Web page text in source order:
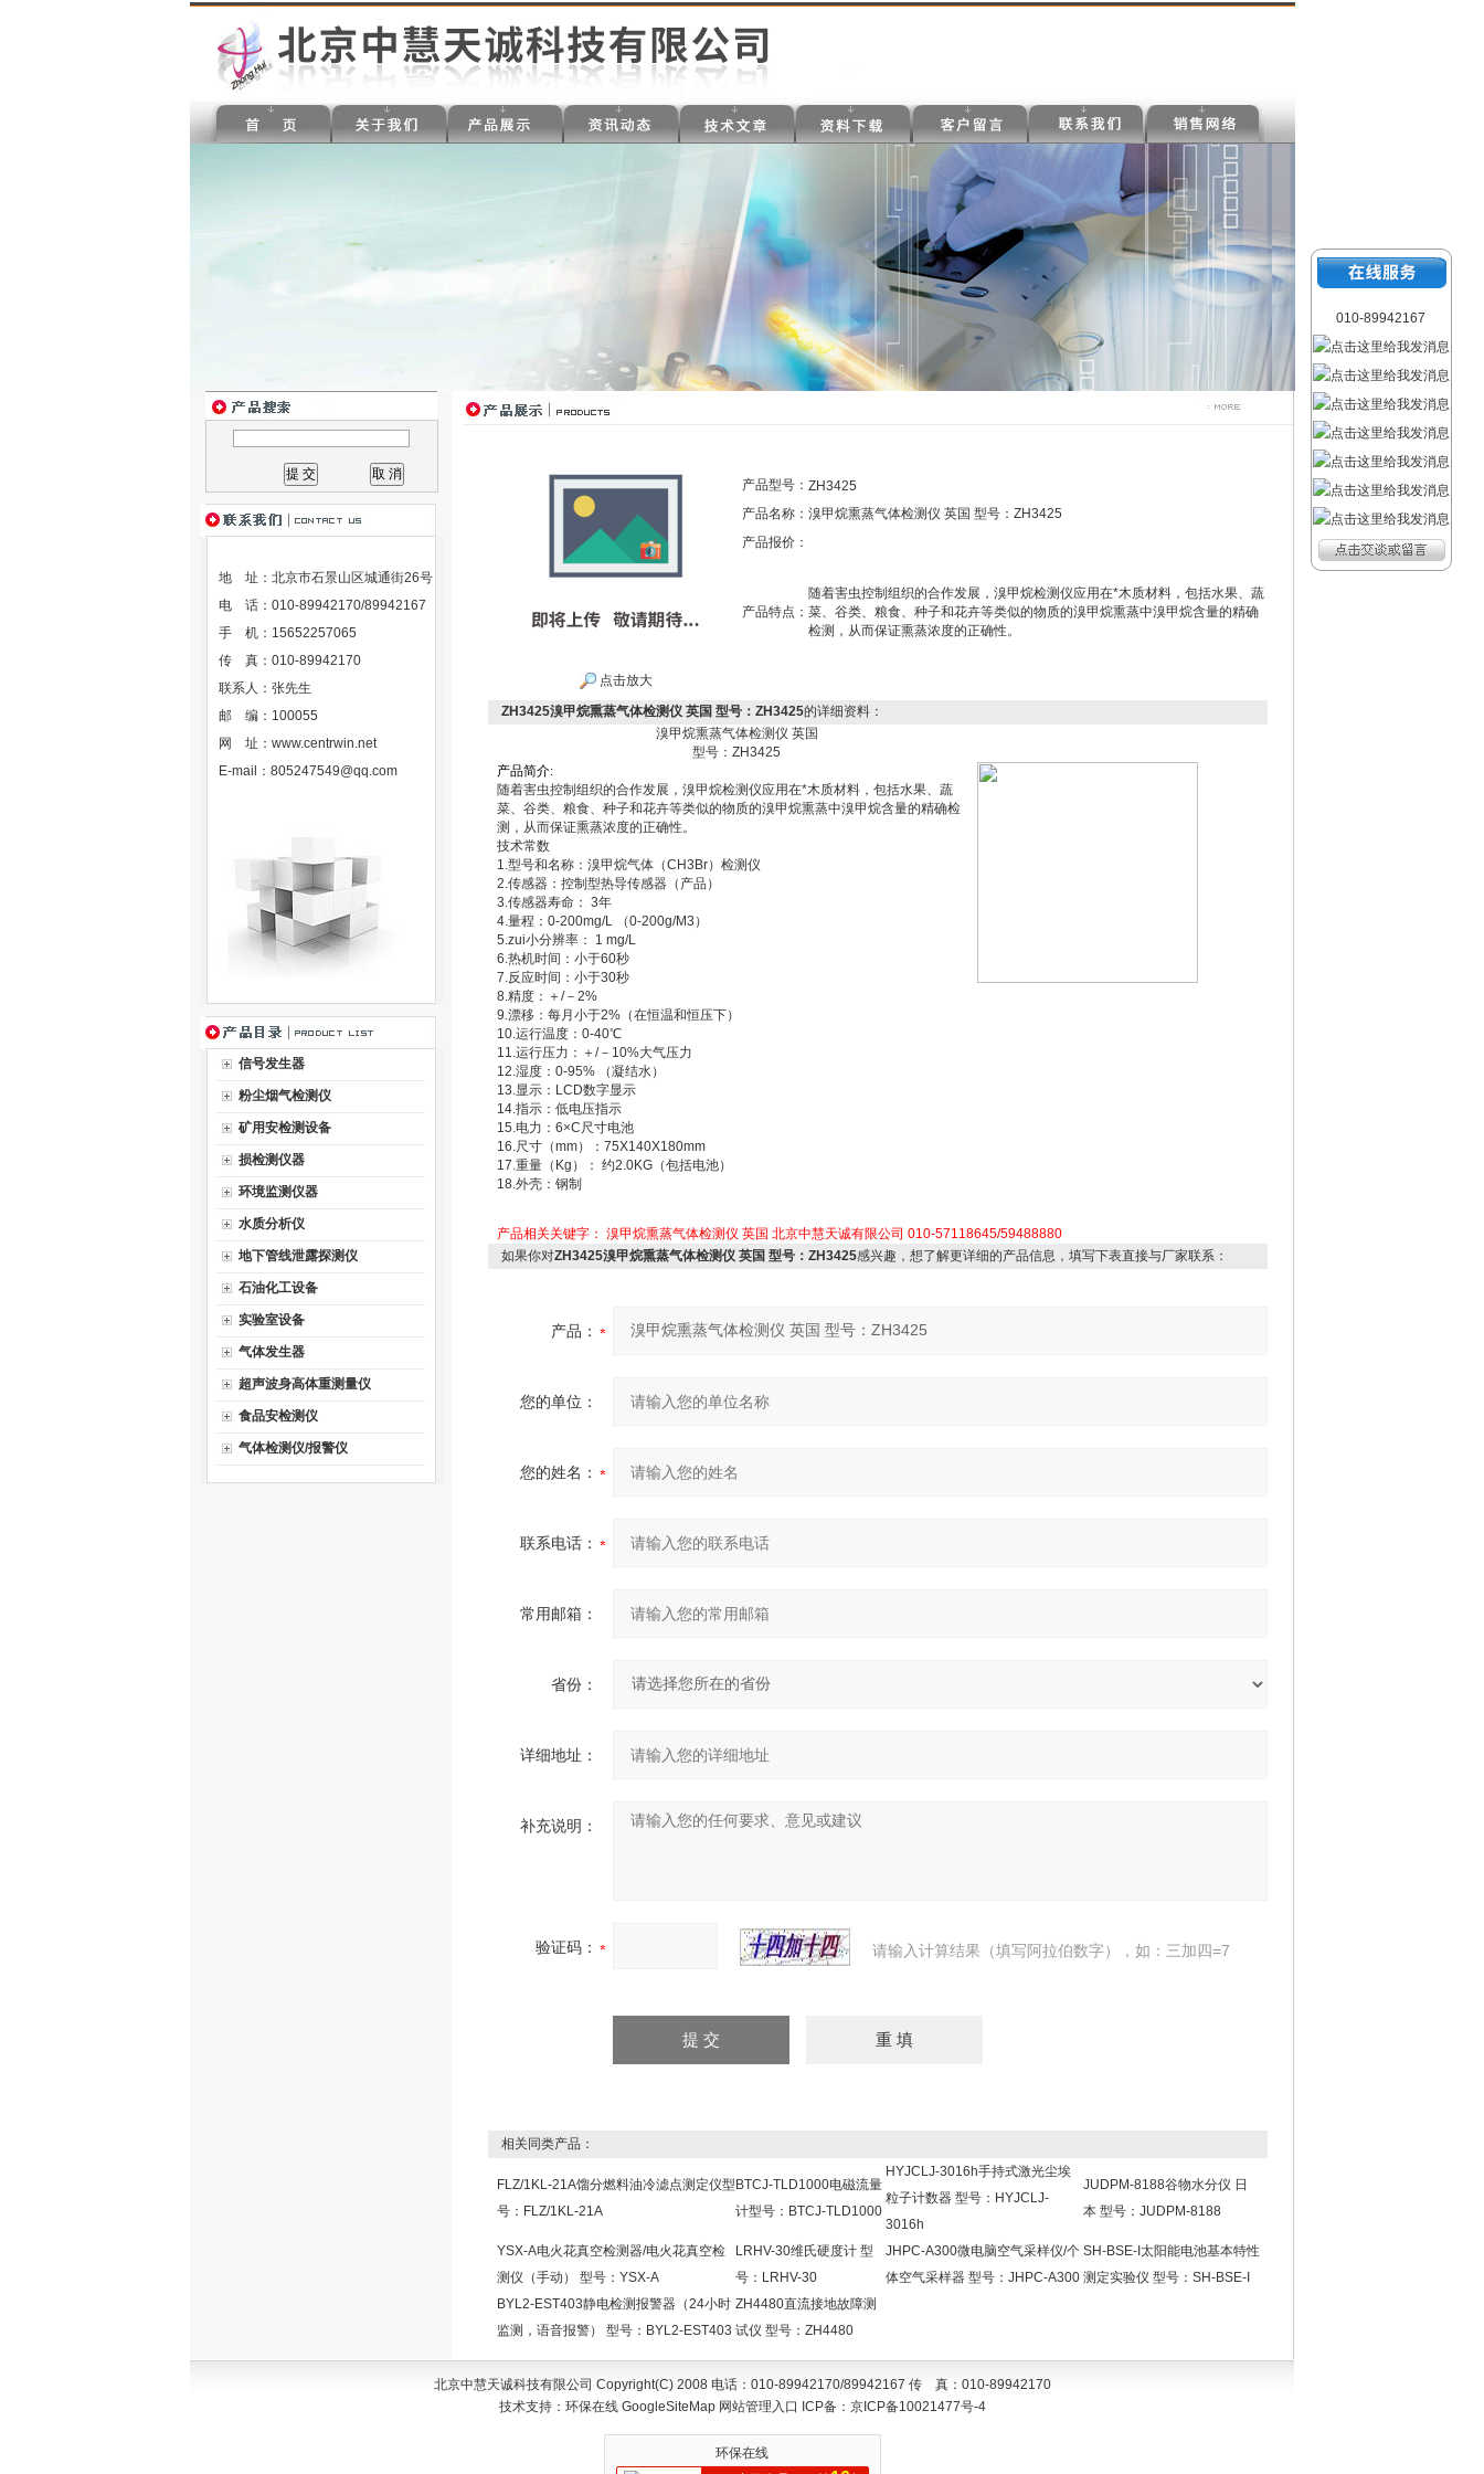
010-89942167
地 址：北京市石景山区城通街26号
电 话：010-89942170/89942167
手 机：15652257065
传 真：010-89942170
联系人：张先生
邮 编：100055
网 址： www.centrwin.net
E-mail： 805247549@qq.com
信号发生器
粉尘烟气检测仪
矿用安检测设备
损检测仪器
环境监测仪器
水质分析仪
地下管线泄露探测仪
石油化工设备
实验室设备
气体发生器
超声波身高体重测量仪
食品安检测仪
气体检测仪/报警仪
点击放大
产品型号： ZH3425
产品名称： 溴甲烷熏蒸气体检测仪 英国 型号：ZH3425
产品报价：
产品特点：
随着害虫控制组织的合作发展，溴甲烷检测仪应用在*木质材料，包括水果、蔬
菜、谷类、粮食、种子和花卉等类似的物质的溴甲烷熏蒸中溴甲烷含量的精确
检测，从而保证熏蒸浓度的正确性。
ZH3425溴甲烷熏蒸气体检测仪 英国 型号：ZH3425的详细资料：
溴甲烷熏蒸气体检测仪 英国
型号：ZH3425
产品简介:
随着害虫控制组织的合作发展，溴甲烷检测仪应用在*木质材料，包括水果、蔬
菜、谷类、粮食、种子和花卉等类似的物质的溴甲烷熏蒸中溴甲烷含量的精确检
测，从而保证熏蒸浓度的正确性。
技术常数
1.型号和名称：溴甲烷气体（CH3Br）检测仪
2.传感器：控制型热导传感器（产品）
3.传感器寿命： 3年
4.量程：0-200mg/L （0-200g/M3）
5.zui小分辨率： 1 mg/L
6.热机时间：小于60秒
7.反应时间：小于30秒
8.精度：＋/－2%
9.漂移：每月小于2%（在恒温和恒压下）
10.运行温度：0-40℃
11.运行压力：＋/－10%大气压力
12.湿度：0-95% （凝结水）
13.显示：LCD数字显示
14.指示：低电压指示
15.电力：6×C尺寸电池
16.尺寸（mm）：75Х140Х180mm
17.重量（Kg）： 约2.0KG（包括电池）
18.外壳：钢制
产品相关关键字： 溴甲烷熏蒸气体检测仪 英国 北京中慧天诚有限公司 010-57118645/59488880
如果你对ZH3425溴甲烷熏蒸气体检测仪 英国 型号：ZH3425感兴趣，想了解更详细的产品信息，填写下表直接与厂家联系：
产品：
您的单位：
您的姓名：
联系电话：
常用邮箱：
省份：
详细地址：
补充说明：
验证码： 请输入计算结果（填写阿拉伯数字），如：三加四=7
相关同类产品：
FLZ/1KL-21A馏分燃料油冷滤点测定仪型
号：FLZ/1KL-21A
BTCJ-TLD1000电磁流量
计型号：BTCJ-TLD1000
HYJCLJ-3016h手持式激光尘埃
粒子计数器 型号：HYJCLJ-
3016h
JUDPM-8188谷物水分仪 日
本 型号：JUDPM-8188
YSX-A电火花真空检测器/电火花真空检
测仪（手动） 型号：YSX-A
LRHV-30维氏硬度计 型
号：LRHV-30
JHPC-A300微电脑空气采样仪/个
体空气采样器 型号：JHPC-A300
SH-BSE-I太阳能电池基本特性
测定实验仪 型号：SH-BSE-I
BYL2-EST403静电检测报警器（24小时
监测，语音报警） 型号：BYL2-EST403
ZH4480直流接地故障测
试仪 型号：ZH4480
北京中慧天诚科技有限公司 Copyright(C) 2008 电话：010-89942170/89942167 传 真：010-89942170
技术支持： 环保在线 GoogleSiteMap 网站管理入口 ICP备： 京ICP备10021477号-4
环保在线